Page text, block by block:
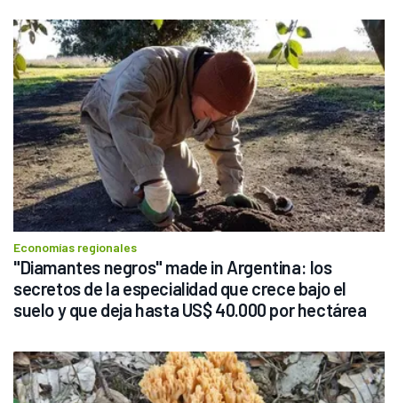
Economías regionales
"Diamantes negros" made in Argentina: los
secretos de la especialidad que crece bajo el
suelo y que deja hasta US$ 40.000 por hectárea